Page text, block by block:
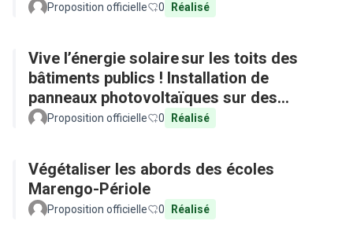
Proposition officielle 0 Réalisé
Vive l’énergie solaire sur les toits des
bâtiments publics ! Installation de
panneaux photovoltaïques sur des
équipements publics
Proposition officielle 0 Réalisé
Végétaliser les abords des écoles
Marengo-Périole
Proposition officielle 0 Réalisé